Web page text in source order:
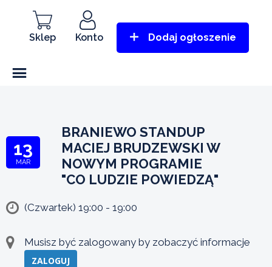
Sklep Konto Dodaj ogłoszenie
13
MAR
BRANIEWO STANDUP
MACIEJ BRUDZEWSKI W
NOWYM PROGRAMIE
"CO LUDZIE POWIEDZĄ"
(Czwartek) 19:00 - 19:00
Musisz być zalogowany by zobaczyć informacje
ZALOGUJ